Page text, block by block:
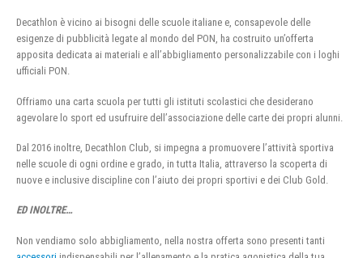
Decathlon è vicino ai bisogni delle scuole italiane e, consapevole delle
esigenze di pubblicità legate al mondo del PON, ha costruito un’offerta
apposita dedicata ai materiali e all’abbigliamento personalizzabile con i loghi
ufficiali PON.
Offriamo una carta scuola per tutti gli istituti scolastici che desiderano
agevolare lo sport ed usufruire dell’associazione delle carte dei propri alunni.
Dal 2016 inoltre, Decathlon Club, si impegna a promuovere l’attività sportiva
nelle scuole di ogni ordine e grado, in tutta Italia, attraverso la scoperta di
nuove e inclusive discipline con l’aiuto dei propri sportivi e dei Club Gold.
ED INOLTRE…
Non vendiamo solo abbigliamento, nella nostra offerta sono presenti tanti